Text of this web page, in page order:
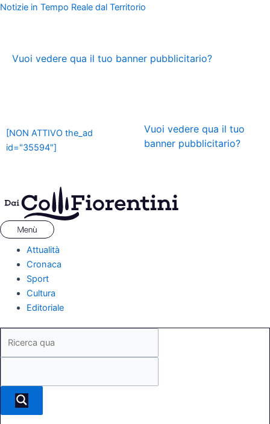
Vai
Notizie in Tempo Reale dal Territorio
Vuoi vedere qua il tuo banner pubblicitario?
[NON ATTIVO the_ad
id="35594"]
Vuoi vedere qua il tuo
banner pubblicitario?
Menu
Attualità
Cronaca
Sport
Cultura
Editoriale
Navigazione